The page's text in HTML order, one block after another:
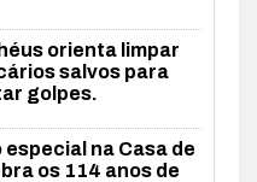
orienta limpar
salvos para
golpes.
na Casa de
os 114 anos de